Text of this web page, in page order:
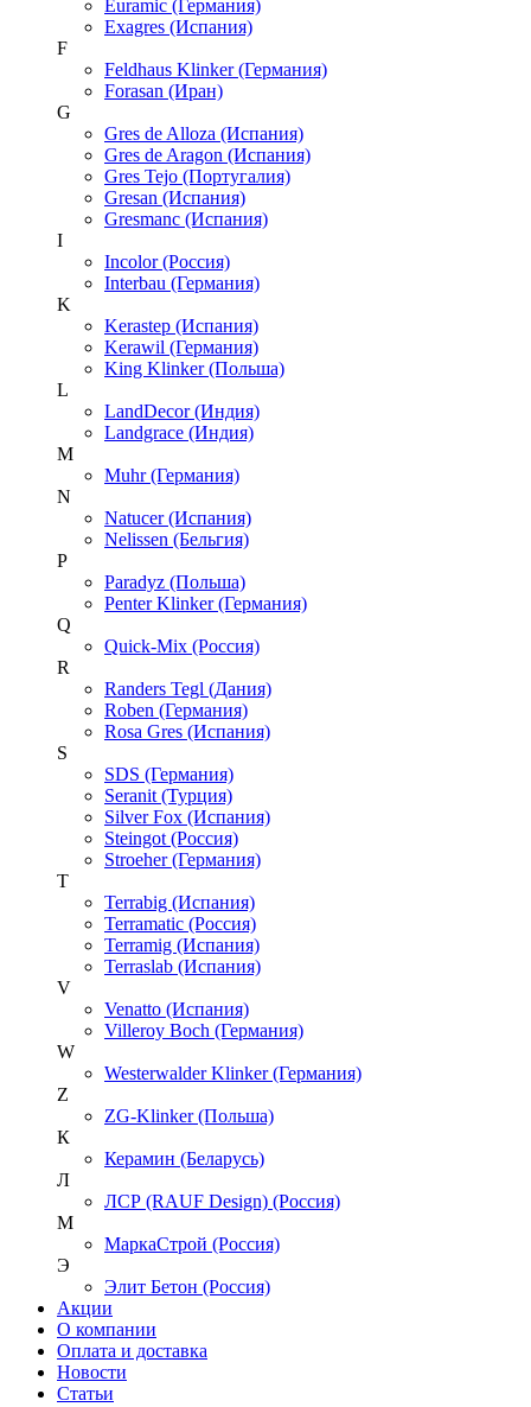
Euramic (Германия)
Exagres (Испания)
F
Feldhaus Klinker (Германия)
Forasan (Иран)
G
Gres de Alloza (Испания)
Gres de Aragon (Испания)
Gres Tejo (Португалия)
Gresan (Испания)
Gresmanc (Испания)
I
Incolor (Россия)
Interbau (Германия)
K
Kerastep (Испания)
Kerawil (Германия)
King Klinker (Польша)
L
LandDecor (Индия)
Landgrace (Индия)
M
Muhr (Германия)
N
Natucer (Испания)
Nelissen (Бельгия)
P
Paradyz (Польша)
Penter Klinker (Германия)
Q
Quick-Mix (Россия)
R
Randers Tegl (Дания)
Roben (Германия)
Rosa Gres (Испания)
S
SDS (Германия)
Seranit (Турция)
Silver Fox (Испания)
Steingot (Россия)
Stroeher (Германия)
T
Terrabig (Испания)
Terramatic (Россия)
Terramig (Испания)
Terraslab (Испания)
V
Venatto (Испания)
Villeroy Boch (Германия)
W
Westerwalder Klinker (Германия)
Z
ZG-Klinker (Польша)
К
Керамин (Беларусь)
Л
ЛСР (RAUF Design) (Россия)
М
МаркаСтрой (Россия)
Э
Элит Бетон (Россия)
Акции
О компании
Оплата и доставка
Новости
Статьи